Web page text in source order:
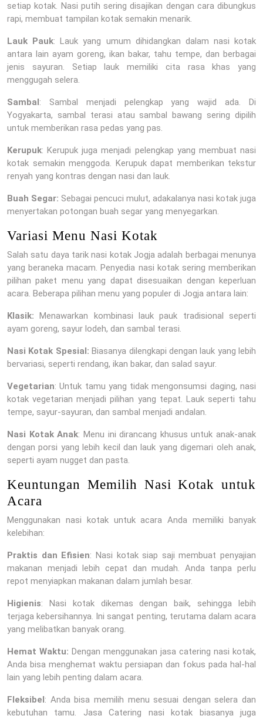
setiap kotak. Nasi putih sering disajikan dengan cara dibungkus
rapi, membuat tampilan kotak semakin menarik.
Lauk Pauk: Lauk yang umum dihidangkan dalam nasi kotak
antara lain ayam goreng, ikan bakar, tahu tempe, dan berbagai
jenis sayuran. Setiap lauk memiliki cita rasa khas yang
menggugah selera.
Sambal: Sambal menjadi pelengkap yang wajid ada. Di
Yogyakarta, sambal terasi atau sambal bawang sering dipilih
untuk memberikan rasa pedas yang pas.
Kerupuk: Kerupuk juga menjadi pelengkap yang membuat nasi
kotak semakin menggoda. Kerupuk dapat memberikan tekstur
renyah yang kontras dengan nasi dan lauk.
Buah Segar: Sebagai pencuci mulut, adakalanya nasi kotak juga
menyertakan potongan buah segar yang menyegarkan.
Variasi Menu Nasi Kotak
Salah satu daya tarik nasi kotak Jogja adalah berbagai menunya
yang beraneka macam. Penyedia nasi kotak sering memberikan
pilihan paket menu yang dapat disesuaikan dengan keperluan
acara. Beberapa pilihan menu yang populer di Jogja antara lain:
Klasik: Menawarkan kombinasi lauk pauk tradisional seperti
ayam goreng, sayur lodeh, dan sambal terasi.
Nasi Kotak Spesial: Biasanya dilengkapi dengan lauk yang lebih
bervariasi, seperti rendang, ikan bakar, dan salad sayur.
Vegetarian: Untuk tamu yang tidak mengonsumsi daging, nasi
kotak vegetarian menjadi pilihan yang tepat. Lauk seperti tahu
tempe, sayur-sayuran, dan sambal menjadi andalan.
Nasi Kotak Anak: Menu ini dirancang khusus untuk anak-anak
dengan porsi yang lebih kecil dan lauk yang digemari oleh anak,
seperti ayam nugget dan pasta.
Keuntungan Memilih Nasi Kotak untuk
Acara
Menggunakan nasi kotak untuk acara Anda memiliki banyak
kelebihan:
Praktis dan Efisien: Nasi kotak siap saji membuat penyajian
makanan menjadi lebih cepat dan mudah. Anda tanpa perlu
repot menyiapkan makanan dalam jumlah besar.
Higienis: Nasi kotak dikemas dengan baik, sehingga lebih
terjaga kebersihannya. Ini sangat penting, terutama dalam acara
yang melibatkan banyak orang.
Hemat Waktu: Dengan menggunakan jasa catering nasi kotak,
Anda bisa menghemat waktu persiapan dan fokus pada hal-hal
lain yang lebih penting dalam acara.
Fleksibel: Anda bisa memilih menu sesuai dengan selera dan
kebutuhan tamu. Jasa Catering nasi kotak biasanya juga